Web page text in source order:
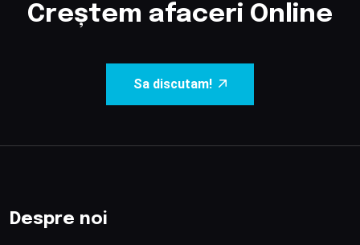
Creștem afaceri Online
Sa discutam!
Despre noi